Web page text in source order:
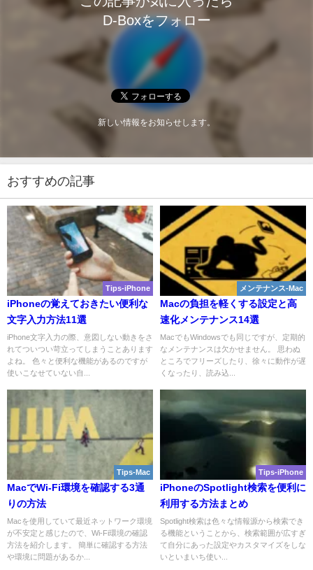
D-Boxをフォロー
新しい情報をお知らせします。
おすすめの記事
Tips-iPhone
iPhoneの覚えておきたい便利な
文字入力方法11選
iPhone文字入力の際、意図しない動きをさ
れてついつい苛立ってしまうことあります
よね。 色々と便利な機能があるのですが
使いこなせていない自...
メンテナンス-Mac
Macの負担を軽くする設定と高
速化メンテナンス14選
MacでもWindowsでも同じですが、定期的
なメンテナンスは欠かせません。 思わぬ
ところでフリーズしたり、徐々に動作が遅
くなったり、読み込...
Tips-Mac
MacでWi-Fi環境を確認する3通
りの方法
Macを使用していて最近ネットワーク環境
が不安定と感じたので、Wi-Fi環境の確認
方法を紹介します。 簡単に確認する方法
や環境に問題があるか...
Tips-iPhone
iPhoneのSpotlight検索を便利に
利用する方法まとめ
Spotlight検索は色々な情報源から検索でき
る機能ということから、検索範囲が広すぎ
て自分にあった設定やカスタマイズをしな
いといまいち使い...